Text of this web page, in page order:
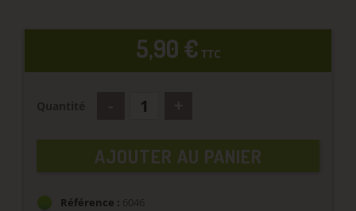
5,90 € TTC
AJOUTER AU PANIER
Référence : 6046